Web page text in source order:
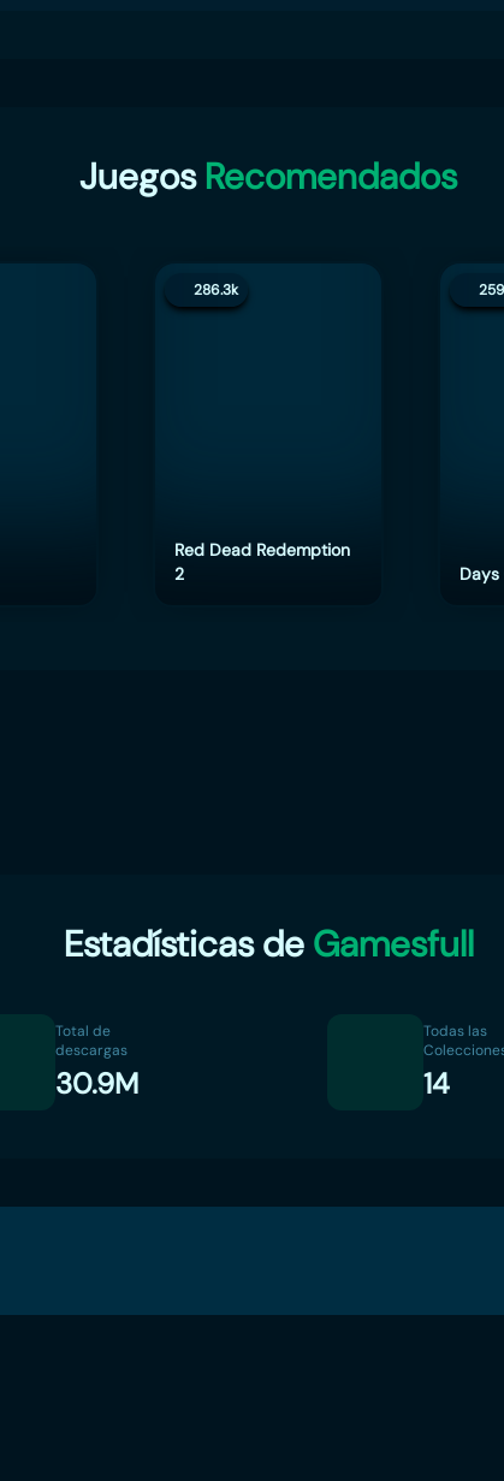
Juegos Recomendados
286.3k
Red Dead Redemption
2
Days
Estadísticas de Gamesfull
Total de
descargas
30.9M
Todas las
14